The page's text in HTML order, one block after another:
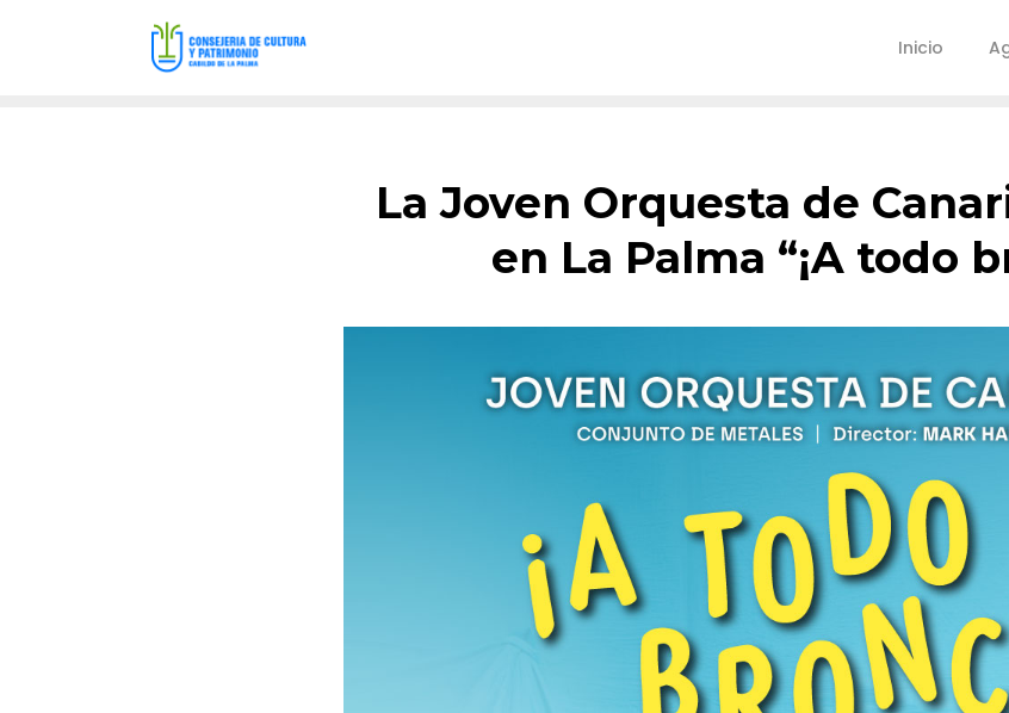
Inicio
La Joven Orquesta de
en La Palma “¡A todo